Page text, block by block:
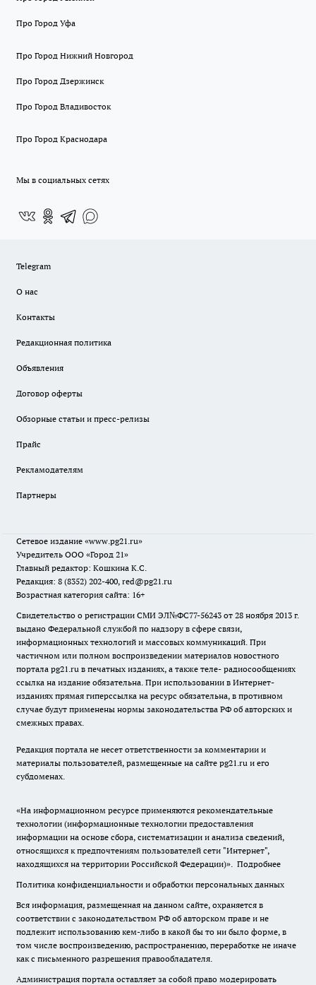
Про Город Уфа
Про Город Нижний Новгород
Про Город Дзержинск
Про Город Владивосток
Про Город Краснодара
Мы в социальных сетях
Telegram
О нас
Контакты
Редакционная политика
Объявления
Договор оферты
Обзорные статьи и пресс-релизы
Прайс
Рекламодателям
Партнеры
Сетевое издание «www.pg21.ru»
Учредитель ООО «Город 21»
Главный редактор: Кошкина К.С.
Редакция: 8 (8352) 202-400, red@pg21.ru
Возрастная категория сайта: 16+
Свидетельство о регистрации СМИ ЭЛ№ФС77-56243 от 28 ноября 2013 г.
выдано Федеральной службой по надзору в сфере связи,
информационных технологий и массовых коммуникаций. При
частичном или полном воспроизведении материалов новостного
портала pg21.ru в печатных изданиях, а также теле- радиосообщениях
ссылка на издание обязательна. При использовании в Интернет-
изданиях прямая гиперссылка на ресурс обязательна, в противном
случае будут применены нормы законодательства РФ об авторских и
смежных правах.
Редакция портала не несет ответственности за комментарии и
материалы пользователей, размещенные на сайте pg21.ru и его
субдоменах.
«На информационном ресурсе применяются рекомендательные
технологии (информационные технологии предоставления
информации на основе сбора, систематизации и анализа сведений,
относящихся к предпочтениям пользователей сети "Интернет",
находящихся на территории Российской Федерации)». Подробнее
Политика конфиденциальности и обработки персональных данных
Вся информация, размещенная на данном сайте, охраняется в
соответствии с законодательством РФ об авторском праве и не
подлежит использованию кем-либо в какой бы то ни было форме, в
том числе воспроизведению, распространению, переработке не иначе
как с письменного разрешения правообладателя.
Администрация портала оставляет за собой право модерировать